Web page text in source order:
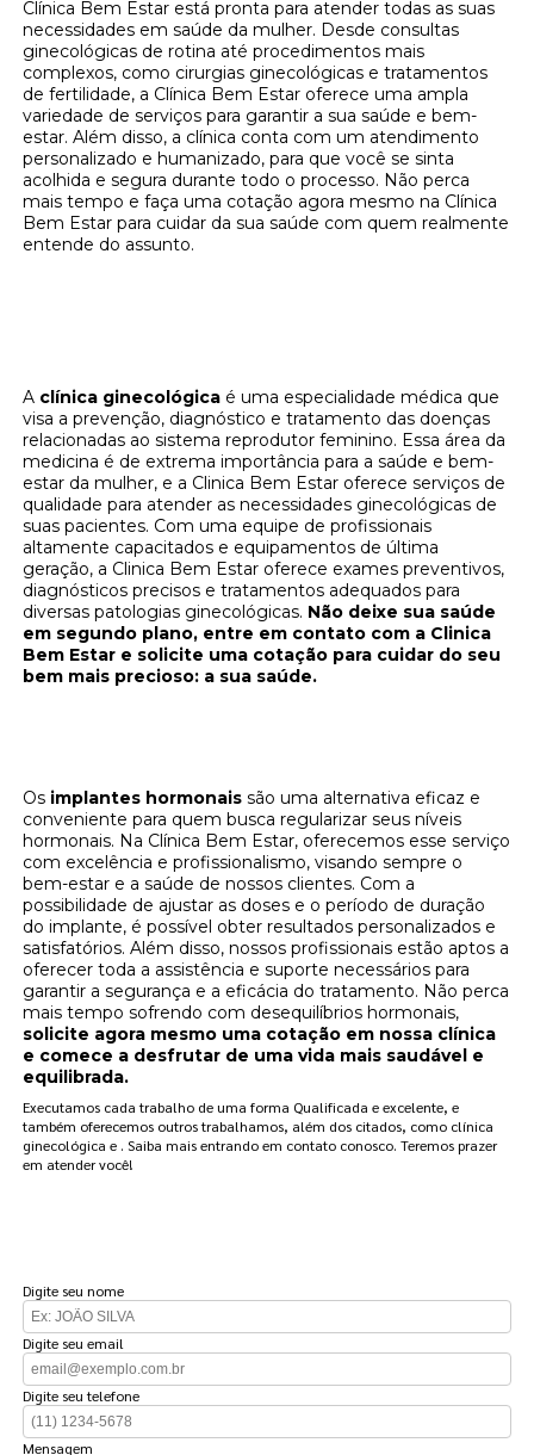
Clínica Bem Estar está pronta para atender todas as suas
necessidades em saúde da mulher. Desde consultas
ginecológicas de rotina até procedimentos mais
complexos, como cirurgias ginecológicas e tratamentos
de fertilidade, a Clínica Bem Estar oferece uma ampla
variedade de serviços para garantir a sua saúde e bem-
estar. Além disso, a clínica conta com um atendimento
personalizado e humanizado, para que você se sinta
acolhida e segura durante todo o processo. Não perca
mais tempo e faça uma cotação agora mesmo na Clínica
Bem Estar para cuidar da sua saúde com quem realmente
entende do assunto.
A clínica ginecológica é uma especialidade médica que
visa a prevenção, diagnóstico e tratamento das doenças
relacionadas ao sistema reprodutor feminino. Essa área da
medicina é de extrema importância para a saúde e bem-
estar da mulher, e a Clinica Bem Estar oferece serviços de
qualidade para atender as necessidades ginecológicas de
suas pacientes. Com uma equipe de profissionais
altamente capacitados e equipamentos de última
geração, a Clinica Bem Estar oferece exames preventivos,
diagnósticos precisos e tratamentos adequados para
diversas patologias ginecológicas. Não deixe sua saúde
em segundo plano, entre em contato com a Clinica
Bem Estar e solicite uma cotação para cuidar do seu
bem mais precioso: a sua saúde.
Os implantes hormonais são uma alternativa eficaz e
conveniente para quem busca regularizar seus níveis
hormonais. Na Clínica Bem Estar, oferecemos esse serviço
com excelência e profissionalismo, visando sempre o
bem-estar e a saúde de nossos clientes. Com a
possibilidade de ajustar as doses e o período de duração
do implante, é possível obter resultados personalizados e
satisfatórios. Além disso, nossos profissionais estão aptos a
oferecer toda a assistência e suporte necessários para
garantir a segurança e a eficácia do tratamento. Não perca
mais tempo sofrendo com desequilíbrios hormonais,
solicite agora mesmo uma cotação em nossa clínica
e comece a desfrutar de uma vida mais saudável e
equilibrada.
Executamos cada trabalho de uma forma Qualificada e excelente, e
também oferecemos outros trabalhamos, além dos citados, como clínica
ginecológica e . Saiba mais entrando em contato conosco. Teremos prazer
em atender você!
Digite seu nome
Digite seu email
Digite seu telefone
Mensagem